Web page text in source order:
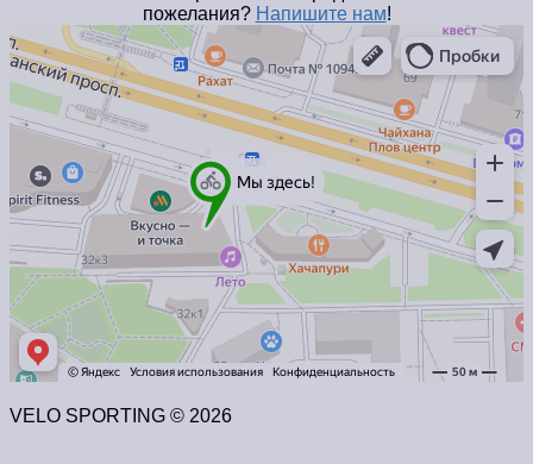
пожелания? Напишите нам!
VELO SPORTING © 2026